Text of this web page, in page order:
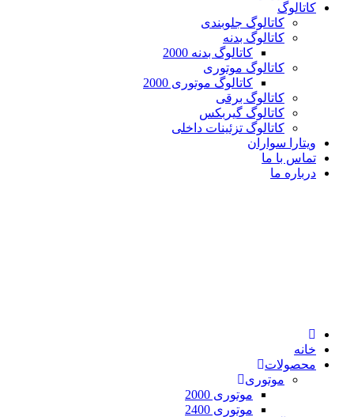
کاتالوگ
کاتالوگ جلوبندی
کاتالوگ بدنه
کاتالوگ بدنه 2000
کاتالوگ موتوری
کاتالوگ موتوری 2000
کاتالوگ برقی
کاتالوگ گیربکس
کاتالوگ تزئینات داخلی
ویتارا سواران
تماس با ما
درباره ما
خانه
محصولات
موتوری
موتوری 2000
موتوری 2400